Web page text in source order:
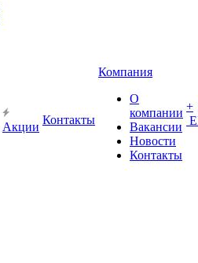
Акции
Контакты
Компания
О
компании
Вакансии
Новости
Контакты
+